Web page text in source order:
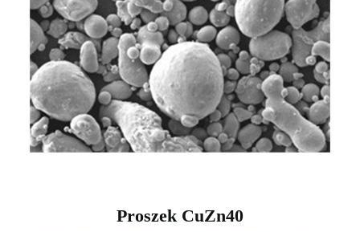
Proszek CuZn40